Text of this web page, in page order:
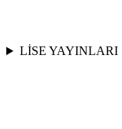
LİSE YAYINLARI